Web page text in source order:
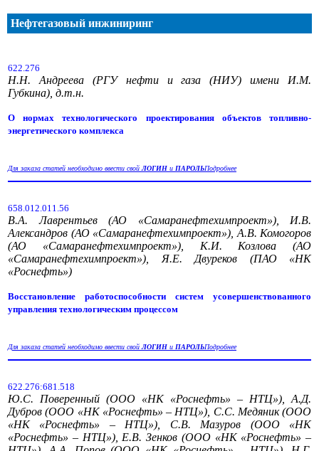
Нефтегазовый инжиниринг
622.276
Н.Н. Андреева (РГУ нефти и газа (НИУ) имени И.М.
Губкина), д.т.н.
О нормах технологического проектирования объектов топливно-
энергетического комплекса
Для заказа статей необходимо ввести свойЛОГИН и ПАРОЛЬПодробнее
658.012.011.56
В.А. Лаврентьев (АО «Самаранефтехимпроект»), И.В.
Александров (АО «Самаранефтехимпроект»), А.В. Комогоров
(АО «Самаранефтехимпроект»), К.И. Козлова (АО
«Самаранефтехимпроект»), Я.Е. Двуреков (ПАО «НК
«Роснефть»)
Восстановление работоспособности систем усовершенствованного
управления технологическим процессом
Для заказа статей необходимо ввести свойЛОГИН и ПАРОЛЬПодробнее
622.276:681.518
Ю.С. Поверенный (ООО «НК «Роснефть» – НТЦ»), А.Д.
Дубров (ООО «НК «Роснефть» – НТЦ»), С.С. Медяник (ООО
«НК «Роснефть» – НТЦ»), С.В. Мазуров (ООО «НК
«Роснефть» – НТЦ»), Е.В. Зенков (ООО «НК «Роснефть» –